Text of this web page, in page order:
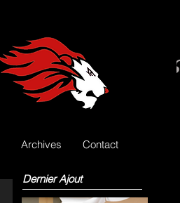
Archives Contact
Dernier Ajout